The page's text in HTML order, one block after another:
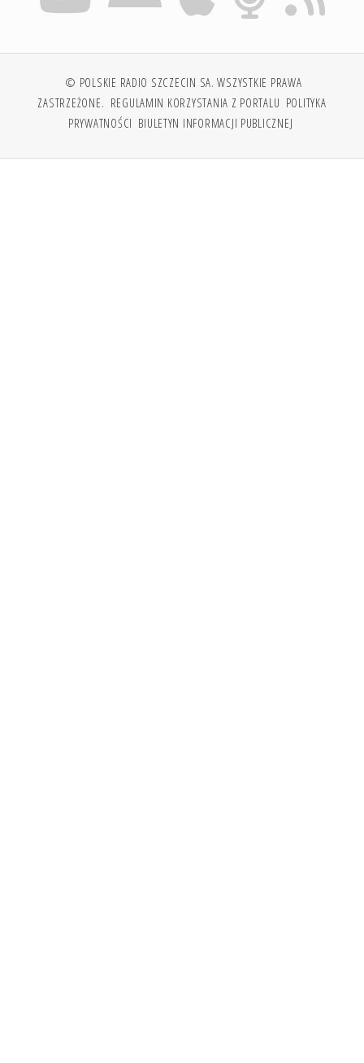
© POLSKIE RADIO SZCZECIN SA. WSZYSTKIE PRAWA
ZASTRZEŻONE. REGULAMIN KORZYSTANIA Z PORTALU POLITYKA
PRYWATNOŚCI BIULETYN INFORMACJI PUBLICZNEJ